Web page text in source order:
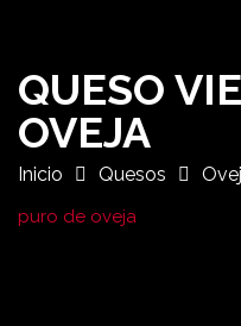
QUESO
OVEJA
Inicio Quesos
puro de oveja